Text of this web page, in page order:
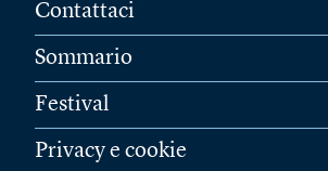
Contattaci
Sommario
Festival
Privacy e cookie